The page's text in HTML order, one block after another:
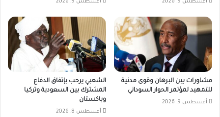
أغسطس 9, 2026 أغسطس 9, 2026
مشاورات بين البرهان وقوى مدنية
للتمهيد لمؤتمر الحوار السوداني
أغسطس 9, 2026
الشعبي يرحب بإتفاق الدفاع
المشترك بين السعودية وتركيا
وباكستان
أغسطس 8, 2026